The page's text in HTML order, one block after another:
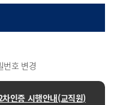
번호 변경
차인증 시행안내(교직원)